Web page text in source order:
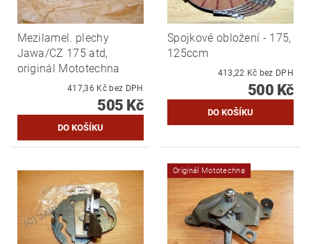
Mezilamel. plechy
Jawa/CZ 175 atd,
originál Mototechna
417,36 Kč bez DPH
505 Kč
Spojkové obložení - 175,
125ccm
413,22 Kč bez DPH
500 Kč
Originál Mototechna